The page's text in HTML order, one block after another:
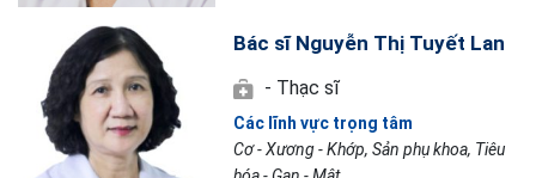
Bác sĩ Nguyễn Thị Tuyết Lan
- Thạc sĩ
Các lĩnh vực trọng tâm
Cơ - Xương - Khớp, Sản phụ khoa, Tiêu